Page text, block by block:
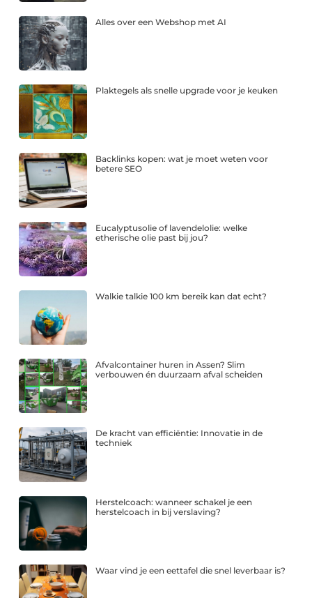
Alles over een Webshop met AI
Plaktegels als snelle upgrade voor je keuken
Backlinks kopen: wat je moet weten voor
betere SEO
Eucalyptusolie of lavendelolie: welke
etherische olie past bij jou?
Walkie talkie 100 km bereik kan dat echt?
Afvalcontainer huren in Assen? Slim
verbouwen én duurzaam afval scheiden
De kracht van efficiëntie: Innovatie in de
techniek
Herstelcoach: wanneer schakel je een
herstelcoach in bij verslaving?
Waar vind je een eettafel die snel leverbaar is?